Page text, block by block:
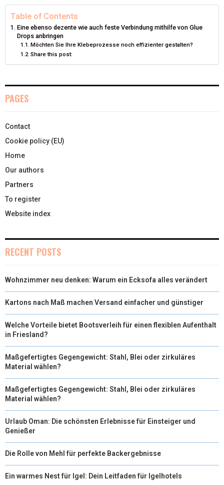
T
E
R
)
K S
T
N
Table of Contents
Eine ebenso dezente wie auch feste Verbindung mithilfe von Glue
Drops anbringen
Möchten Sie Ihre Klebeprozesse noch effizienter gestalten?
Share this post:
PAGES
Contact
Cookie policy (EU)
Home
Our authors
Partners
To register
Website index
RECENT POSTS
Wohnzimmer neu denken: Warum ein Ecksofa alles verändert
Kartons nach Maß machen Versand einfacher und günstiger
Welche Vorteile bietet Bootsverleih für einen flexiblen Aufenthalt
in Friesland?
Maßgefertigtes Gegengewicht: Stahl, Blei oder zirkuläres
Material wählen?
Maßgefertigtes Gegengewicht: Stahl, Blei oder zirkuläres
Material wählen?
Urlaub Oman: Die schönsten Erlebnisse für Einsteiger und
Genießer
Die Rolle von Mehl für perfekte Backergebnisse
Ein warmes Nest für Igel: Dein Leitfaden für Igelhotels